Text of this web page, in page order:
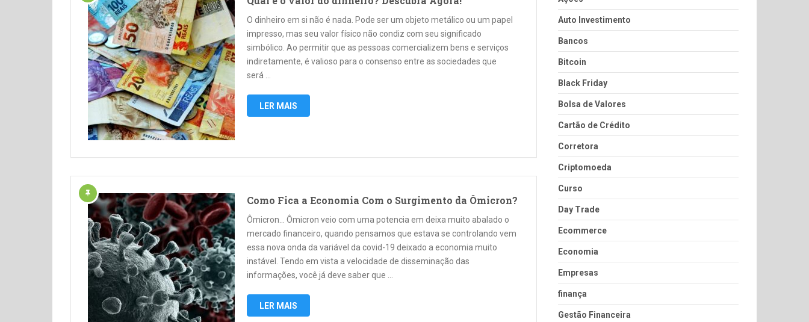
O dinheiro em si não é nada. Pode ser um objeto metálico ou um papel
impresso, mas seu valor físico não condiz com seu significado
simbólico. Ao permitir que as pessoas comercializem bens e serviços
indiretamente, é valioso para o consenso entre as sociedades que
será …
LER MAIS
Como Fica a Economia Com o Surgimento da Ômicron?
Ômicron… Ômicron veio com uma potencia em deixa muito abalado o
mercado financeiro, quando pensamos que estava se controlando vem
essa nova onda da variável da covid-19 deixado a economia muito
instável. Tendo em vista a velocidade de disseminação das
informações, você já deve saber que …
LER MAIS
Auto Investimento
Bancos
Bitcoin
Black Friday
Bolsa de Valores
Cartão de Crédito
Corretora
Criptomoeda
Curso
Day Trade
Ecommerce
Economia
Empresas
finança
Gestão Financeira